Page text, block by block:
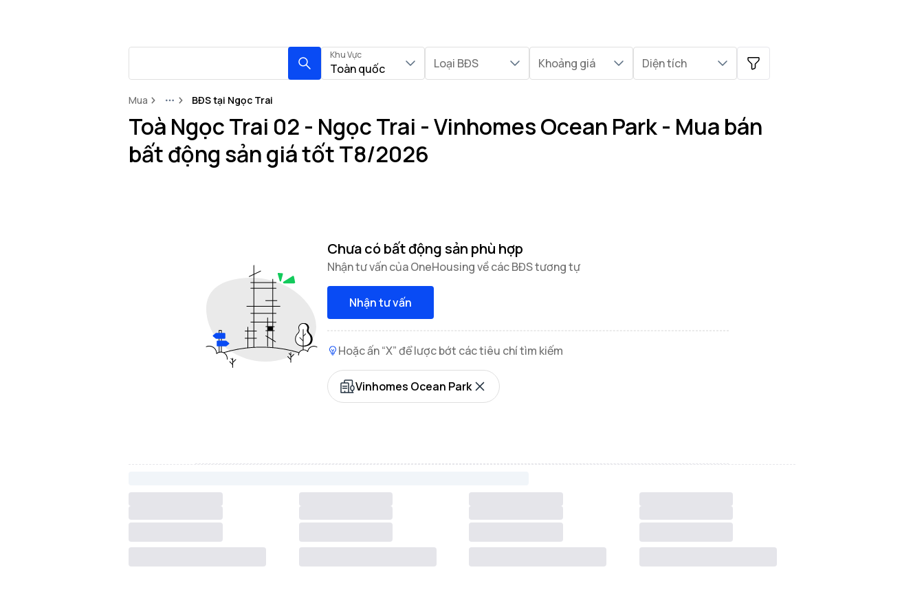
Khu Vực
Toàn quốc Loại BĐS Khoảng giá Diện tích
Mua MoreBĐS tại Ngọc Trai
Toà Ngọc Trai 02 - Ngọc Trai - Vinhomes Ocean Park - Mua bán
bất động sản giá tốt T8/2026
Chưa có bất động sản phù hợp
Nhận tư vấn của OneHousing về các BĐS tương tự
Nhận tư vấn
Hoặc ấn “X” để lược bớt các tiêu chí tìm kiếm
Vinhomes Ocean Park